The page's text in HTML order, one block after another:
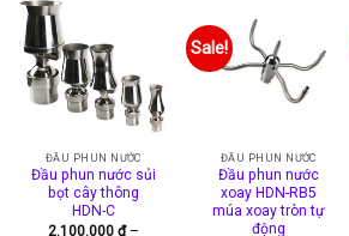
ĐẦU PHUN NƯỚC
Đầu phun nước sủi
bọt cây thông
HDN-C
2.100.000 ₫–
Sale!
ĐẦU PHUN NƯỚC
Đầu phun nước
xoay HDN-RB5
múa xoay tròn tự
động